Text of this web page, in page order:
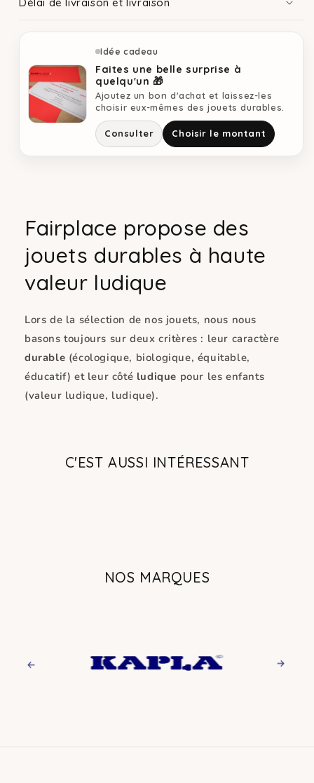
Idée cadeau
Faites une belle surprise à
quelqu'un 🎁
Ajoutez un bon d'achat et laissez-les
choisir eux-mêmes des jouets durables.
Consulter Choisir le montant
Fairplace propose des
jouets durables à haute
valeur ludique
Lors de la sélection de nos jouets, nous nous
basons toujours sur deux critères : leur caractère
durable (écologique, biologique, équitable,
éducatif) et leur côté ludique pour les enfants
(valeur ludique, ludique).
C'EST AUSSI INTÉRESSANT
NOS MARQUES
Previous Next